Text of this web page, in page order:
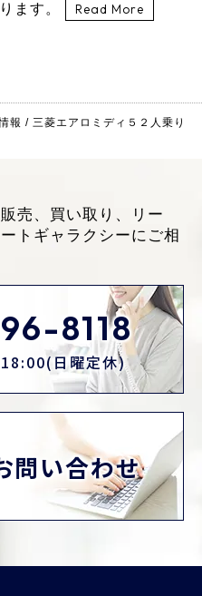
ます。
Read More
報 / 三菱エアロミディ５２人乗り
売、買い取り、リー
トギャラクシーにご相
8118
日曜定休)
問い合わせ